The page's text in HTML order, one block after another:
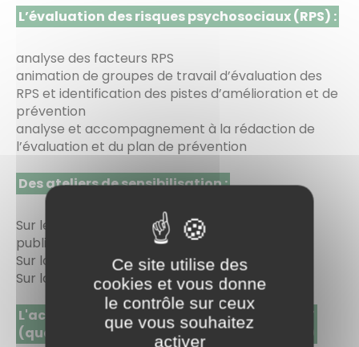
L’évaluation des risques psychosociaux (RPS) :
analyse des facteurs RPS
animation de groupes de travail d’évaluation des
RPS et identification des pistes d’amélioration et de
prévention
analyse et accompagnement à la rédaction de
l’évaluation et du plan de prévention
Des ateliers de sensibilisation :
Sur les risques psychosociaux pour différents
publics : agents, encadrants, élus
Sur la gestion de conflits
Sur la communication non violente…
L'accompagnement d’une démarche QVCT
(qualité de vie et des conditions de travail)
Ce site utilise des
cookies et vous donne
le contrôle sur ceux
que vous souhaitez
activer